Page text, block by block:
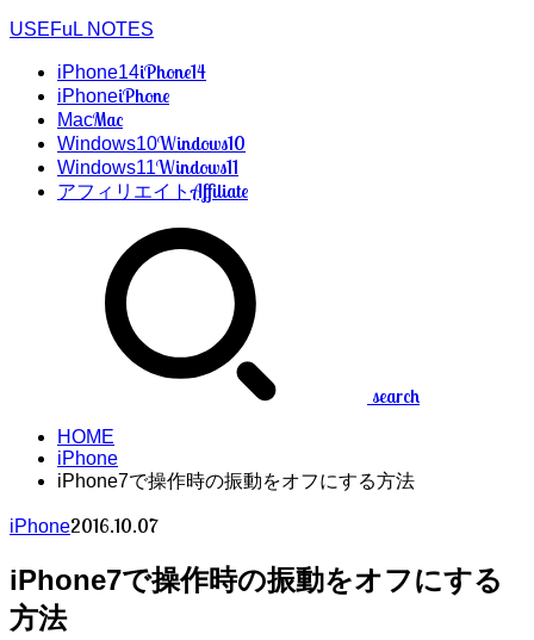
USEFuL NOTES
iPhone14iPhone14
iPhoneiPhone
MacMac
Windows10Windows10
Windows11Windows11
アフィリエイトAffiliate
search
HOME
iPhone
iPhone7で操作時の振動をオフにする方法
iPhone2016.10.07
iPhone7で操作時の振動をオフにする
方法